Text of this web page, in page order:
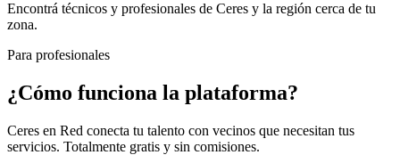
Encontrá técnicos y profesionales de Ceres y la región cerca de tu
zona.
Para profesionales
¿Cómo funciona la plataforma?
Ceres en Red conecta tu talento con vecinos que necesitan tus
servicios. Totalmente gratis y sin comisiones.